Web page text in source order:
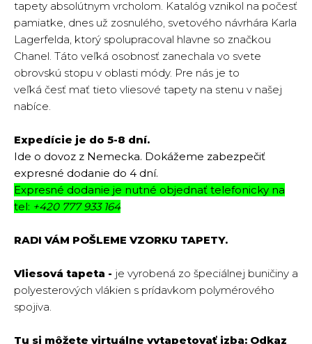
tapety absolútnym vrcholom. Katalóg vznikol na počesť
pamiatke, dnes už zosnulého, svetového návrhára Karla
Lagerfelda, ktorý spolupracoval hlavne so značkou
Chanel. Táto veľká osobnosť zanechala vo svete
obrovskú stopu v oblasti módy. Pre nás je to
veľká česť mať tieto vliesové tapety na stenu v našej
nabíce.
Expedície je do 5-8 dní.
Ide o dovoz z Nemecka. Dokážeme zabezpečiť
expresné dodanie do 4 dní.
Expresné dodanie je nutné objednať telefonicky na
tel: +420 777 933 164
RADI VÁM POŠLEME VZORKU TAPETY.
Vliesová tapeta - je vyrobená zo špeciálnej buničiny a
polyesterových vlákien s prídavkom polymérového
spojiva.
Tu si môžete virtuálne vytapetovať izba: Odkaz